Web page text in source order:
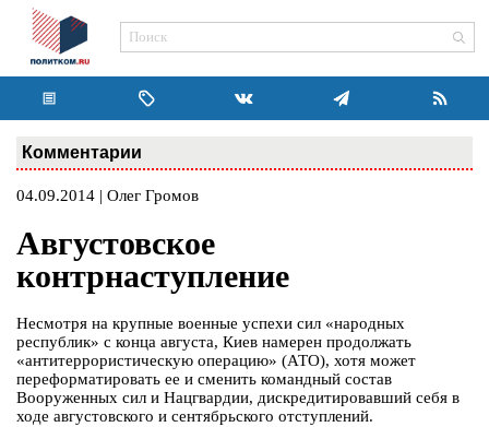
Комментарии
04.09.2014 | Олег Громов
Августовское
контрнаступление
Несмотря на крупные военные успехи сил «народных
республик» с конца августа, Киев намерен продолжать
«антитеррористическую операцию» (АТО), хотя может
переформатировать ее и сменить командный состав
Вооруженных сил и Нацгвардии, дискредитировавший себя в
ходе августовского и сентябрьского отступлений.